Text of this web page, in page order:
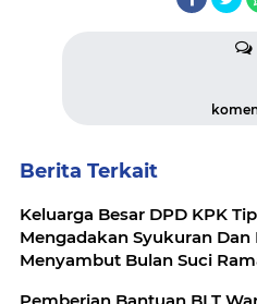
Berita Terkait
Keluarga Besar DPD KPK
Mengadakan Syukuran Dan
Menyambut Bulan Suci